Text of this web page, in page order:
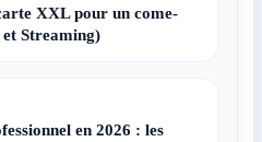
XXL pour un come-
Streaming)
en 2026 : les